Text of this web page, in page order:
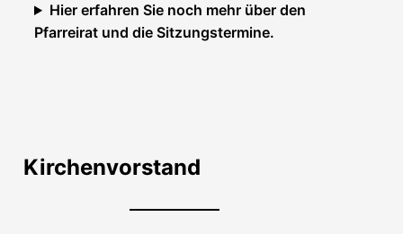
Hier erfahren Sie noch mehr über den
Pfarreirat und die Sitzungstermine.
Kirchenvorstand